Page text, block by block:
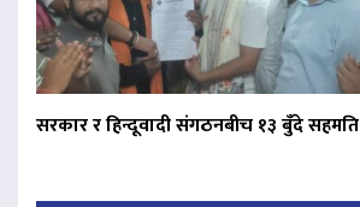
सरकार र हिन्दूवादी संगठनबीच १३ बुँदे सहमति